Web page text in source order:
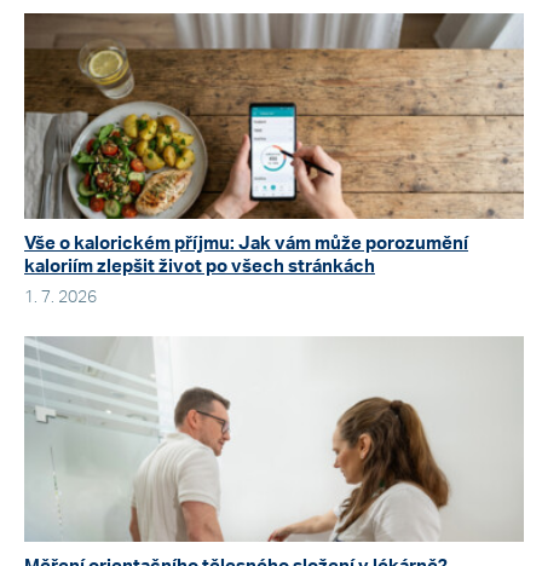
Vše o kalorickém příjmu: Jak vám může porozumění
kaloriím zlepšit život po všech stránkách
1. 7. 2026